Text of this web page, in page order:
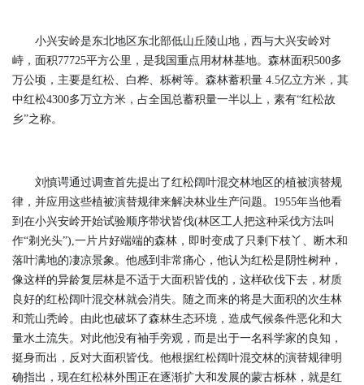
小兴安岭是东北地区东北部低山丘陵山地，西与大兴安岭对
峙，面积77725平方公里，是我国重点用材林基地。森林面积500多
万公顷，主要是红松、白桦、栎树等。森林蓄积量 4.5亿立方米，其
中红松4300多万立方米，占全国总蓄积量一半以上，素有“红松故
乡”之称。
刘慎谔通过调查首先提出了红松阔叶混交林地区的植被演替规
律，并应用这些植被演替规律来解决林业生产问题。1955年当他看
到在小兴安岭开始试验顺序带状皆伐(林区工人把这种采伐方法叫
作“剃光头”),一片片好端端的森林，即时变成了只剩下枝丫、断木和
落叶满地的凄凉景象。他感到非常痛心，他认为红松是阴性树种，
像这样的异龄复层林是不适于大面积皆伐的，这样砍伐下去，材质
良好的红松阔叶混交林就会消失。随之而来的将是大面积的次生林
和荒山秃岭。由此也破坏了森林生态环境，造成气候条件恶化和大
量水土流失。对此他没有袖手旁观，而是出于一名科学家的良知，
挺身而出，反对大面积皆伐。他根据红松阔叶混交林的演替规律明
确指出，现在红松林外围正在逐渐扩大和发展的蒙古栎林，就是红